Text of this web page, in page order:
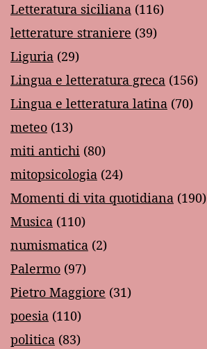
Letteratura siciliana (116)
letterature straniere (39)
Liguria (29)
Lingua e letteratura greca (156)
Lingua e letteratura latina (70)
meteo (13)
miti antichi (80)
mitopsicologia (24)
Momenti di vita quotidiana (190)
Musica (110)
numismatica (2)
Palermo (97)
Pietro Maggiore (31)
poesia (110)
politica (83)